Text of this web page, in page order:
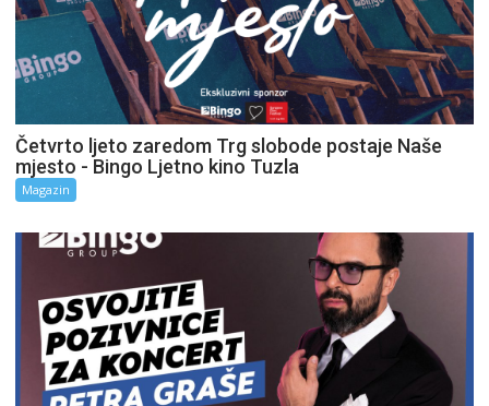
Četvrto ljeto zaredom Trg slobode postaje Naše
mjesto - Bingo Ljetno kino Tuzla
Magazin